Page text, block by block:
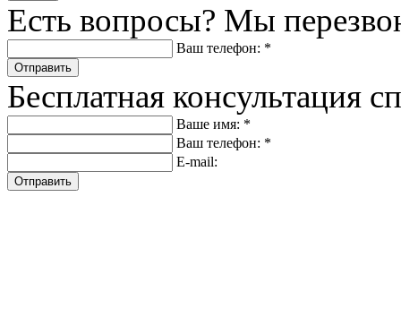
Есть вопросы? Мы
Ваш телефон: *
Отправить
Бесплатная консультация
Ваше имя: *
Ваш телефон: *
E-mail:
Отправить